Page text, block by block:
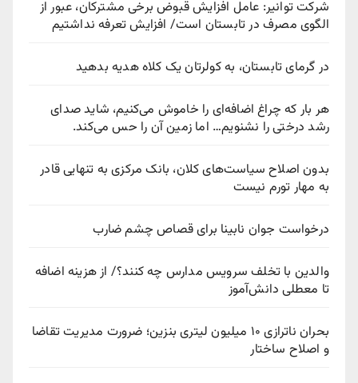
شرکت توانیر: عامل افزایش قبوض برخی مشترکان، عبور از
الگوی مصرف در تابستان است/ افزایش تعرفه نداشتیم
در گرمای تابستان، به کولرتان یک کلاه هدیه بدهید
هر بار که چراغ اضافه‌ای را خاموش می‌کنیم، شاید صدای
رشد درختی را نشنویم… اما زمین آن را حس می‌کند.
بدون اصلاح سیاست‌های کلان، بانک مرکزی به تنهایی قادر
به مهار تورم نیست
درخواست جوان نابینا برای قصاص چشم ضارب
والدین با تخلف سرویس مدارس چه کنند؟/ از هزینه اضافه
تا معطلی دانش‌آموز
بحران ناترازی ۱۰ میلیون لیتری بنزین؛ ضرورت مدیریت تقاضا
و اصلاح ساختار